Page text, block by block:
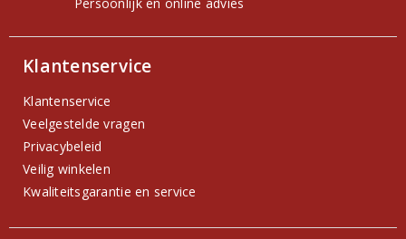
Klantenservice
Klantenservice
Veelgestelde vragen
Privacybeleid
Veilig winkelen
Kwaliteitsgarantie en service